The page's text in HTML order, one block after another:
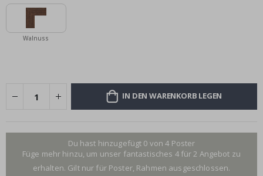
Walnuss
IN DEN WARENKORB LEGEN
Du hast hinzugefügt 0 von 4 Poster
Füge mehr hinzu, um unser fantastisches 4 für 2 Angebot zu
erhalten. Gilt nur für Poster, Rahmen ausgeschlossen.